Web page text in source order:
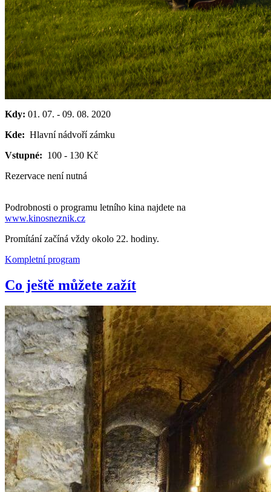
Kdy: 01. 07. - 09. 08. 2020
Kde: Hlavní nádvoří zámku
Vstupné: 100 - 130 Kč
Rezervace není nutná
Podrobnosti o programu letního kina najdete na
www.kinosneznik.cz
Promítání začíná vždy okolo 22. hodiny.
Kompletní program
Co ještě můžete zažít